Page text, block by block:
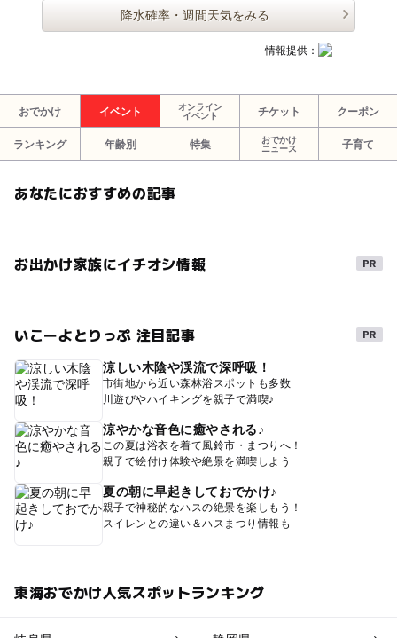
降水確率・週間天気をみる
情報提供：
おでかけ イベント
オンライン
イベント
チケット クーポン
ランキング 年齢別 特集
おでかけ
ニュース
子育て
あなたにおすすめの記事
お出かけ家族にイチオシ情報
いこーよとりっぷ 注目記事
涼しい木陰や渓流で深呼吸！
市街地から近い森林浴スポットも多数
川遊びやハイキングを親子で満喫♪
涼やかな音色に癒やされる♪
この夏は浴衣を着て風鈴市・まつりへ！
親子で絵付け体験や絶景を満喫しよう
夏の朝に早起きしておでかけ♪
親子で神秘的なハスの絶景を楽しもう！
スイレンとの違い＆ハスまつり情報も
東海おでかけ人気スポットランキング